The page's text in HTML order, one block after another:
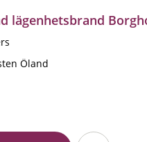
lägenhetsbrand
Öland